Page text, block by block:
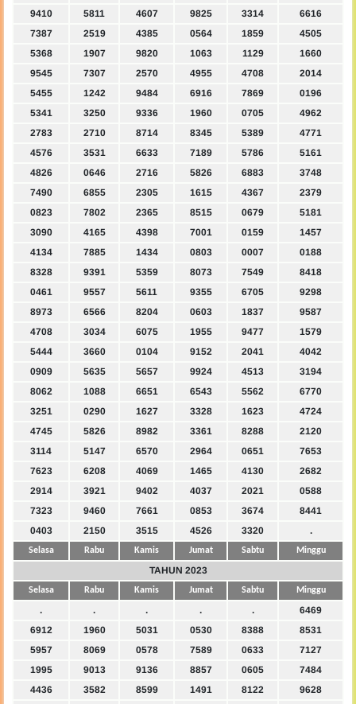
9410
5811 4607 9825 3314
6616
7387
2519 4385 0564 1859
4505
5368
1907 9820 1063 1129
1660
9545
7307 2570 4955 4708
2014
5455
1242 9484 6916 7869
0196
5341
3250 9336 1960 0705
4962
2783
2710 8714 8345 5389
4771
4576
3531 6633 7189 5786
5161
4826
0646 2716 5826 6883
3748
7490
6855 2305 1615 4367
2379
0823
7802 2365 8515 0679
5181
3090
4165 4398 7001 0159
1457
4134
7885 1434 0803 0007
0188
8328
9391 5359 8073 7549
8418
0461
9557 5611 9355 6705
9298
8973
6566 8204 0603 1837
9587
4708
3034 6075 1955 9477
1579
5444
3660 0104 9152 2041
4042
0909
5635 5657 9924 4513
3194
8062
1088 6651 6543 5562
6770
3251
0290 1627 3328 1623
4724
4745
5826 8982 3361 8288
2120
3114
5147 6570 2964 0651
7653
7623
6208 4069 1465 4130
2682
2914
3921 9402 4037 2021
0588
7323
9460 7661 0853 3674
8441
0403
2150 3515 4526 3320 .
Selasa Rabu Kamis Jumat Sabtu Minggu
TAHUN 2023
Selasa Rabu Kamis Jumat Sabtu Minggu
. . . . .
6469
6912
1960 5031 0530 8388
8531
5957
8069 0578 7589 0633
7127
1995
9013 9136 8857 0605
7484
4436
3582 8599 1491 8122
9628